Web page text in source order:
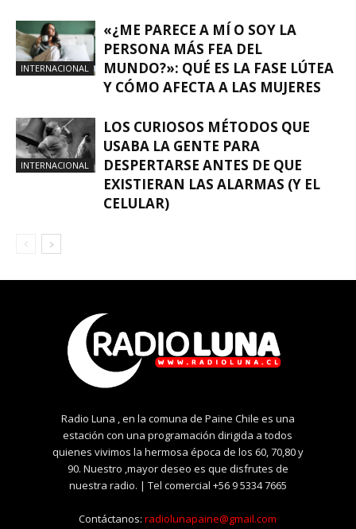
INTERNACIONAL
«¿ME PARECE A MÍ O SOY LA
PERSONA MÁS FEA DEL
MUNDO?»: QUÉ ES LA FASE LÚTEA
Y CÓMO AFECTA A LAS MUJERES
INTERNACIONAL
LOS CURIOSOS MÉTODOS QUE
USABA LA GENTE PARA
DESPERTARSE ANTES DE QUE
EXISTIERAN LAS ALARMAS (Y EL
CELULAR)
Radio Luna , en la comuna de Paine Chile es una
estación con una programación dirigida a todos
quienes vivimos la hermosa época de los 60, 70,80 y
90. Nuestro ,mayor deseo es que disfrutes de
nuestra radio. | Tel comercial +56 9 5334 7665
Contáctanos:radiolunapaine@gmail.com